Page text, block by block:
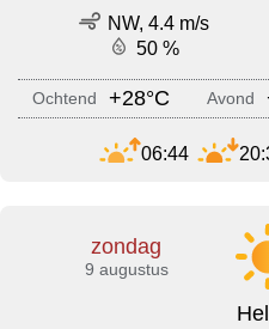
NW, 4.4 m/s
50 %
Ochtend +28°C Avond
06:44
zondag
9 augustus